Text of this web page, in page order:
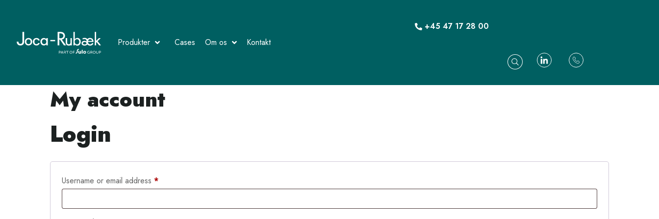
Produkter Cases Om os Kontakt
+45 47 17 28 00
My account
Login
Username or email address *